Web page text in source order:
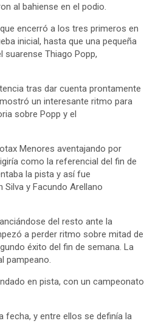
al bahiense en el podio.
encerró a los tres primeros en
inicial, hasta que una pequeña
suarense Thiago Popp,
tras dar cuenta prontamente
un interesante ritmo para
sobre Popp y el
Menores aventajando por
como la referencial del fin de
la pista y así fue
y Facundo Arellano
del resto ante la
a perder ritmo sobre mitad de
éxito del fin de semana. La
pampeano.
en pista, con un campeonato
fecha, y entre ellos se definía la